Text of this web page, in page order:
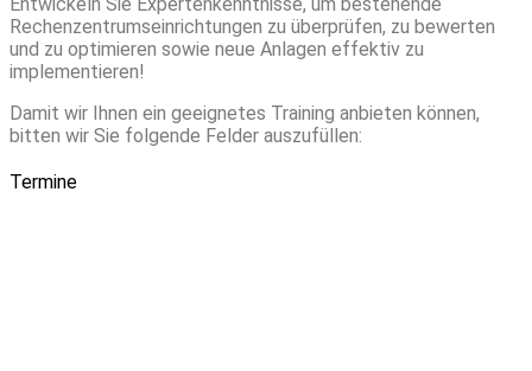
Rechenzentrumseinrichtungen zu überprüfen, zu bewerten
und zu optimieren sowie neue Anlagen effektiv zu
implementieren!
Damit wir Ihnen ein geeignetes Training anbieten können,
bitten wir Sie folgende Felder auszufüllen:
Termine